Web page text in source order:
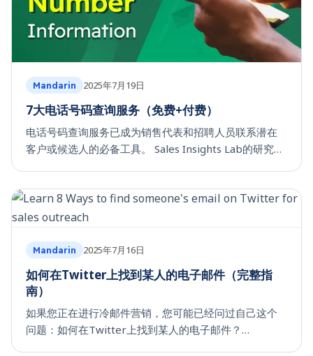
Mandarin 2025年7月19日
7大电话号码查询服务（免费+付费）
电话号码查询服务已成为销售代表和招聘人员联系潜在
客户或候选人的必备工具。 Sales Insights Lab的研究发
外呼销售活动以产生销售线索的重要价值。 在本文中，
我们将回顾顶级的电话号码查询工具，介绍它们的功
果您正在使用这些电话号码查询服务进行外
Mandarin 2025年7月16日
如何在Twitter上找到某人的电子邮件（完整指
南）
如果您正在进行冷邮件营销，您可能已经问过自己这个
问题：如何在Twitter上找到某人的电子邮件？